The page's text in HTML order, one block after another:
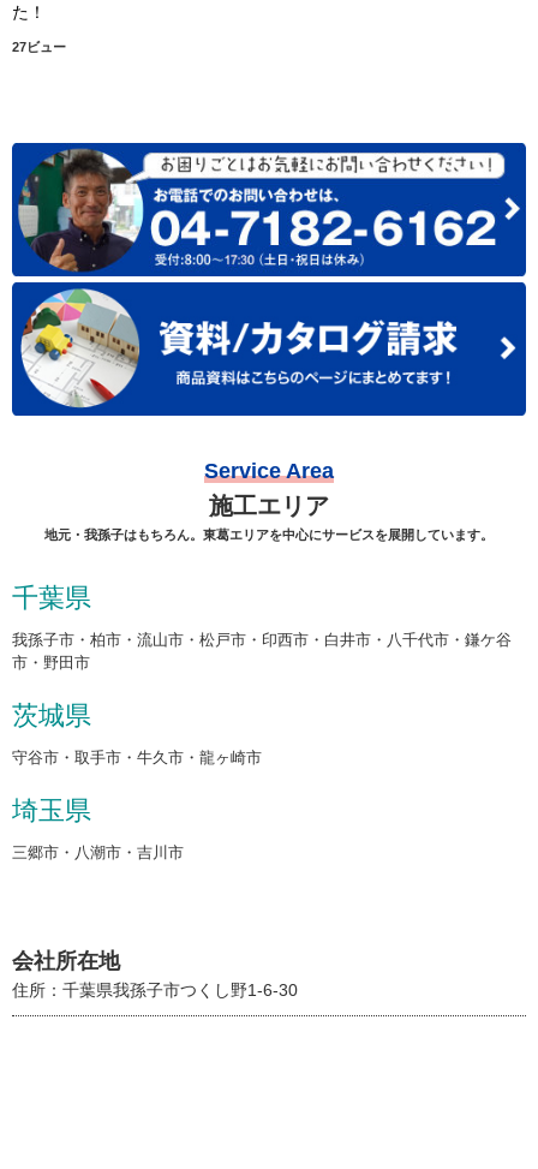
た！
27ビュー
Service Area
施工エリア
地元・我孫子はもちろん。東葛エリアを中心にサービスを展開しています。
千葉県
我孫子市・柏市・流山市・松戸市・印西市・白井市・八千代市・鎌ケ谷
市・野田市
茨城県
守谷市・取手市・牛久市・龍ヶ崎市
埼玉県
三郷市・八潮市・吉川市
会社所在地
住所：千葉県我孫子市つくし野1-6-30